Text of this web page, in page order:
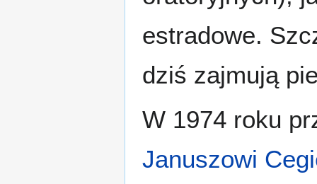
estradowe.
dziś zajmują
W 1974 roku
Januszowi